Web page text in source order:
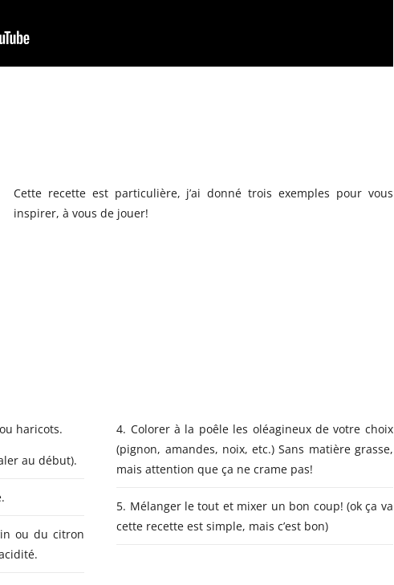
Cette recette est particulière, j’ai donné trois exemples pour vous
inspirer, à vous de jouer!
haricots.
au début).
ou du citron
4. Colorer à la poêle les oléagineux de votre choix
(pignon, amandes, noix, etc.) Sans matière grasse,
mais attention que ça ne crame pas!
5. Mélanger le tout et mixer un bon coup! (ok ça va
cette recette est simple, mais c’est bon)